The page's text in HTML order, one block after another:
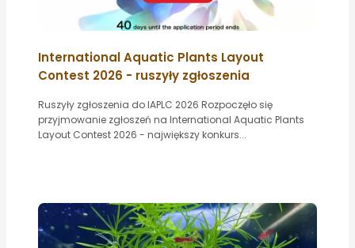
International Aquatic Plants Layout
Contest 2026 - ruszyły zgłoszenia
Ruszyły zgłoszenia do IAPLC 2026 Rozpoczęło się
przyjmowanie zgłoszeń na International Aquatic Plants
Layout Contest 2026 - największy konkurs...